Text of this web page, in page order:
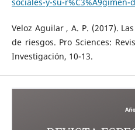
Veloz Aguilar , A. P. (2017).
de riesgos. Pro Sciences:
Investigación, 10-13.